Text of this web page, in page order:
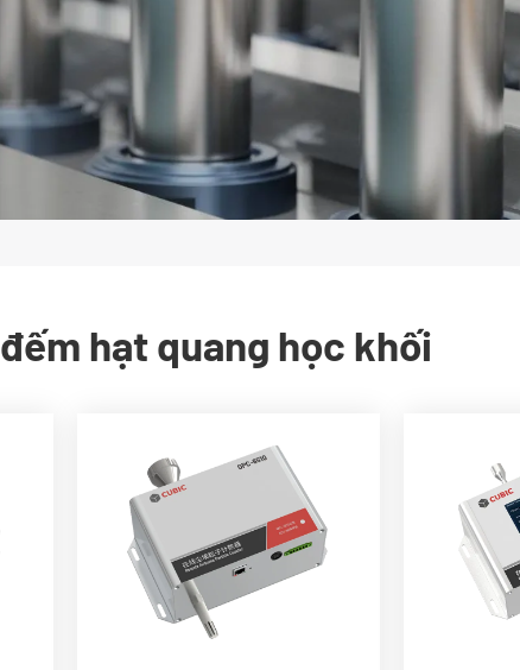
hạt quang học khối
Giám sát hạt 0.3 ~ 10μm
Theo dõi nhiệt độ và độ ẩm
Laser tuyến tính công suất
cao tích hợp
Hệ thống điều khiển tốc độ
dòng chảy tích hợp
Giao thức modbus rtu, mqtt
Laser
độ tin
Hệ
lượng
bảo
Đầu ra
1.0μm,